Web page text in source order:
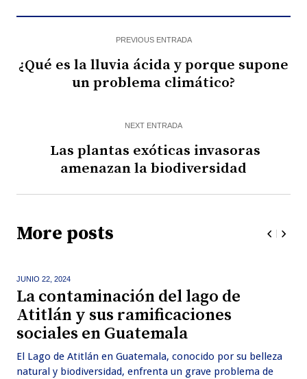
PREVIOUS ENTRADA
¿Qué es la lluvia ácida y porque supone
un problema climático?
NEXT ENTRADA
Las plantas exóticas invasoras
amenazan la biodiversidad
More posts
JUNIO 22,2024
La contaminación del lago de
Atitlán y sus ramificaciones
sociales en Guatemala
El Lago de Atitlán en Guatemala, conocido por su belleza
natural y biodiversidad, enfrenta un grave problema de